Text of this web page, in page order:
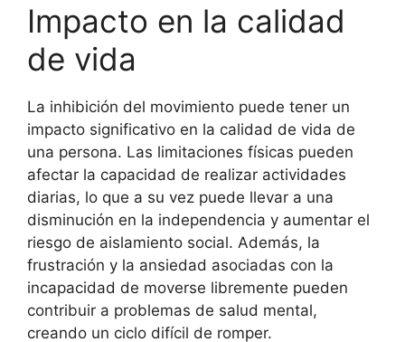
Impacto en la calidad
de vida
La inhibición del movimiento puede tener un
impacto significativo en la calidad de vida de
una persona. Las limitaciones físicas pueden
afectar la capacidad de realizar actividades
diarias, lo que a su vez puede llevar a una
disminución en la independencia y aumentar el
riesgo de aislamiento social. Además, la
frustración y la ansiedad asociadas con la
incapacidad de moverse libremente pueden
contribuir a problemas de salud mental,
creando un ciclo difícil de romper.